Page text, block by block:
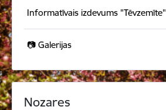
Informatīvais izdevums "Tēvzemīte"
📷 Galerijas
Nozares